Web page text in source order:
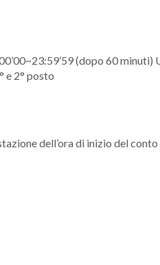
(dopo 60
e 2° posto
dell’ora di inizio del